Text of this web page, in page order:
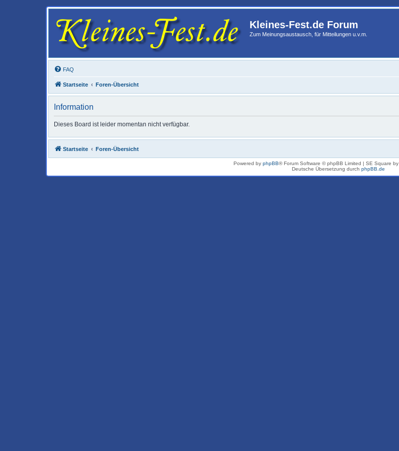
Kleines-Fest.de Forum
Zum Meinungsaustausch, für Mitteilungen u.v.m.
FAQ
Startseite Foren-Übersicht
Information
Dieses Board ist leider momentan nicht verfügbar.
Startseite Foren-Übersicht
Powered by phpBB® Forum Software © phpBB Limited | SE Square by
Deutsche Übersetzung durch phpBB.de